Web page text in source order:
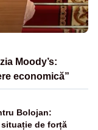
Moody’s:
economică”
Bolojan:
situație de forță